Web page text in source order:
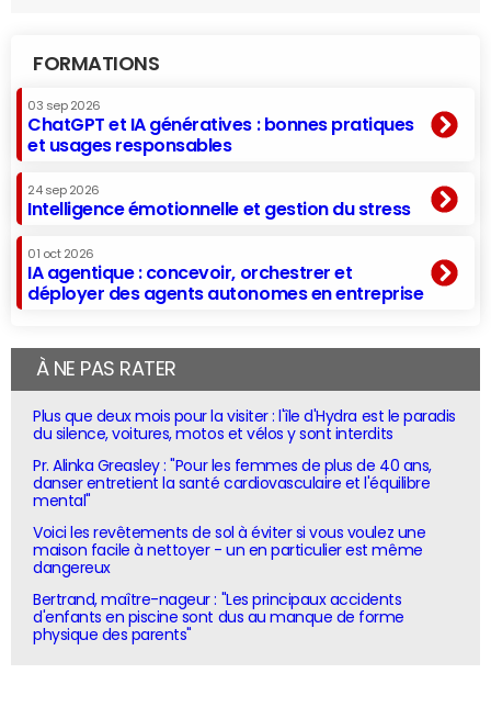
FORMATIONS
03 sep 2026
ChatGPT et IA génératives : bonnes pratiques
et usages responsables
24 sep 2026
Intelligence émotionnelle et gestion du stress
01 oct 2026
IA agentique : concevoir, orchestrer et
déployer des agents autonomes en entreprise
À NE PAS RATER
Plus que deux mois pour la visiter : l'île d'Hydra est le paradis
du silence, voitures, motos et vélos y sont interdits
Pr. Alinka Greasley : "Pour les femmes de plus de 40 ans,
danser entretient la santé cardiovasculaire et l'équilibre
mental"
Voici les revêtements de sol à éviter si vous voulez une
maison facile à nettoyer - un en particulier est même
dangereux
Bertrand, maître-nageur : "Les principaux accidents
d'enfants en piscine sont dus au manque de forme
physique des parents"